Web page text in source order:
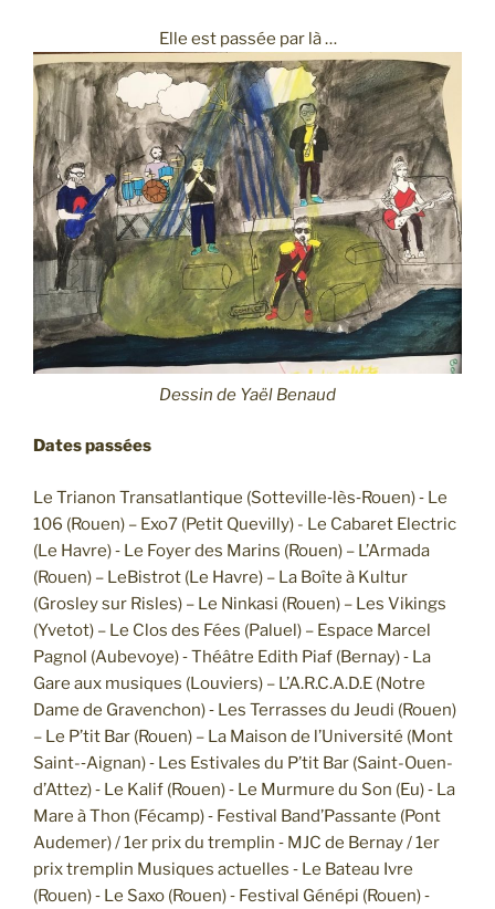
Elle est passée par là …
Dessin de Yaël Benaud
Dates passées
Le Trianon Transatlantique (Sotteville­‐lès‐Rouen) ‐ Le
106 (Rouen) – Exo7 (Petit Quevilly) -­ Le Cabaret Electric
(Le Havre) ‐ Le Foyer des Marins (Rouen) – L’Armada
(Rouen) – LeBistrot (Le Havre) – La Boîte à Kultur
(Grosley sur Risles) – Le Ninkasi (Rouen) – Les Vikings
(Yvetot) – Le Clos des Fées (Paluel) – Espace Marcel
Pagnol (Aubevoye) ‐ Théâtre Edith Piaf (Bernay) ‐ La
Gare aux musiques (Louviers) – L’A.R.C.A.D.E (Notre
Dame de Gravenchon) ­‐ Les Terrasses du Jeudi (Rouen)
– Le P’tit Bar (Rouen) – La Maison de l’Université (Mont
Saint-­‐Aignan) ‐ Les Estivales du P’tit Bar (Saint-Ouen-
d’Attez) ‐ Le Kalif (Rouen) ­‐ Le Murmure du Son (Eu) ‐ La
Mare à Thon (Fécamp) ‐ Festival Band’Passante (Pont
Audemer) / 1er prix du tremplin ‐ MJC de Bernay / 1er
prix tremplin Musiques actuelles ­‐ Le Bateau Ivre
(Rouen) ‐ Le Saxo (Rouen) ­‐ Festival Génépi (Rouen) ‐